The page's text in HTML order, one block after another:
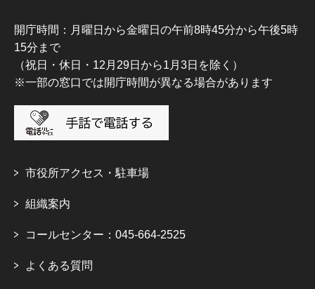
開庁時間：月曜日から金曜日の午前8時45分から午後5時
15分まで
（祝日・休日・12月29日から1月3日を除く）
※一部の窓口では開庁時間が異なる場合があります
市役所アクセス・駐車場
組織案内
コールセンター：045-664-2525
よくある質問